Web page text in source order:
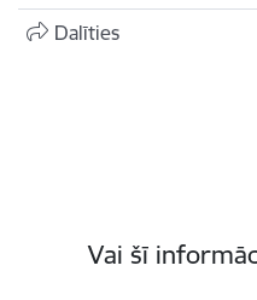
Dalīties
Vai šī